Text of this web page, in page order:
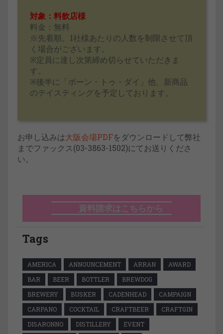
対象：料飲店様
料金：無料
※先着順。1社様あたりの人数を制限させて頂
く場合がございます。
※定員に達し次第締め切らせていただきま
す。
※後半に「ボーン・トゥ・ダイ」他、新商品
のテイスティングを予定しております。
お申し込みは大阪会場PDFをダウンロードして弊社
までファックス(03-3863-1502)にてお送りくださ
い。
資料請求はこちらから
Tags
AMERICA ANNOUNCEMENT ARRAN
AWARD
BAR
BEER BOTTLER
BREWDOG
BREWERY
BUSKER CADENHEAD
CAMPAIGN
CARPANO
COCKTAIL CRAFTBEER
CRAFTGIN
DISARONNO
DISTILLERY
EVENT